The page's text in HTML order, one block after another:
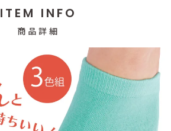
ITEM INFO
商品詳細